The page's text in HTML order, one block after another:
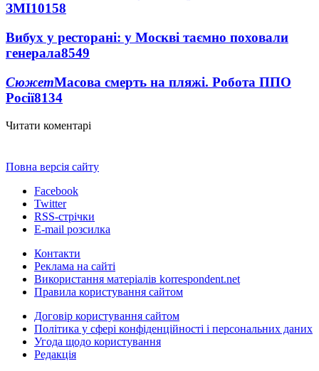
ЗМІ10158
Вибух у ресторані: у Москві таємно поховали
генерала8549
СюжетМасова смерть на пляжі. Робота ППО
Росії8134
Читати коментарі
Повна версія сайту
Facebook
Twitter
RSS-стрічки
E-mail розсилка
Контакти
Реклама на сайті
Використання матеріалів korrespondent.net
Правила користування сайтом
Договір користування сайтом
Політика у сфері конфіденційності і персональних даних
Угода щодо користування
Редакція